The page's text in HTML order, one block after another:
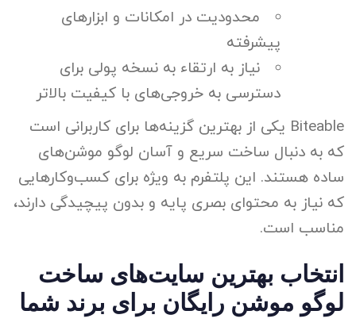
محدودیت در امکانات و ابزارهای
پیشرفته
نیاز به ارتقاء به نسخه پولی برای
دسترسی به خروجی‌های با کیفیت بالاتر
Biteable یکی از بهترین گزینه‌ها برای کاربرانی است
که به دنبال ساخت سریع و آسان لوگو موشن‌های
ساده هستند. این پلتفرم به ویژه برای کسب‌وکارهایی
که نیاز به محتوای بصری پایه و بدون پیچیدگی دارند،
مناسب است.
انتخاب بهترین سایت‌های ساخت
لوگو موشن رایگان برای برند شما